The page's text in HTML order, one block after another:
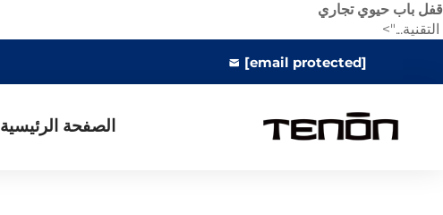
قفل باب حيوي تجاري
التقنية...">
[email protected]
الصفحة الرئيسية